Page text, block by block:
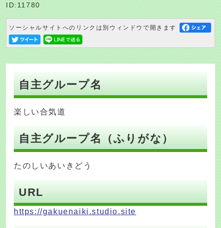
ID:11780
ソーシャルサイトへのリンクは別ウィンドウで開きます
自主グループ名
楽しい合気道
自主グループ名（ふりがな）
たのしいあいきどう
URL
https://gakuenaiki.studio.site